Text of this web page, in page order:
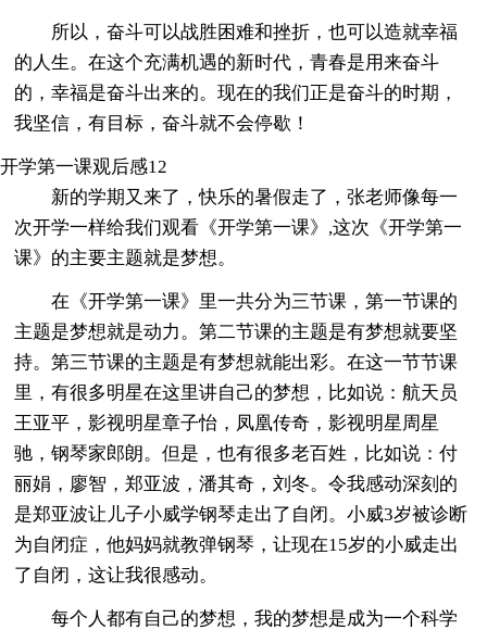
所以，奋斗可以战胜困难和挫折，也可以造就幸福
的人生。在这个充满机遇的新时代，青春是用来奋斗
的，幸福是奋斗出来的。现在的我们正是奋斗的时期，
我坚信，有目标，奋斗就不会停歇！
开学第一课观后感12
新的学期又来了，快乐的暑假走了，张老师像每一
次开学一样给我们观看《开学第一课》,这次《开学第一
课》的主要主题就是梦想。
在《开学第一课》里一共分为三节课，第一节课的
主题是梦想就是动力。第二节课的主题是有梦想就要坚
持。第三节课的主题是有梦想就能出彩。在这一节节课
里，有很多明星在这里讲自己的梦想，比如说：航天员
王亚平，影视明星章子怡，凤凰传奇，影视明星周星
驰，钢琴家郎朗。但是，也有很多老百姓，比如说：付
丽娟，廖智，郑亚波，潘其奇，刘冬。令我感动深刻的
是郑亚波让儿子小威学钢琴走出了自闭。小威3岁被诊断
为自闭症，他妈妈就教弹钢琴，让现在15岁的小威走出
了自闭，这让我很感动。
每个人都有自己的梦想，我的梦想是成为一个科学